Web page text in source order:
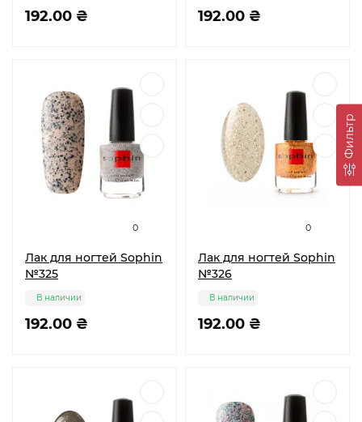
Фильтр
192.00 ₴ 192.00 ₴
0
Лак для ногтей Sophin
№325
192.00 ₴
В наличии
0
Лак для ногтей Sophin
№326
192.00 ₴
В наличии